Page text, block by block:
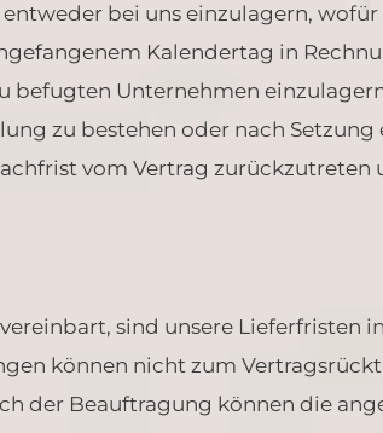
bei uns einzulagern, wofür
Kalendertag in
befugten Unternehmen
zu bestehen oder nach Setzung
vom Vertrag zurückzutreten
sind unsere Lieferfristen
können nicht zum
der Beauftragung können die